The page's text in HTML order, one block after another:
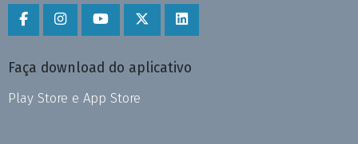
Faça download do aplicativo
Play Store e App Store